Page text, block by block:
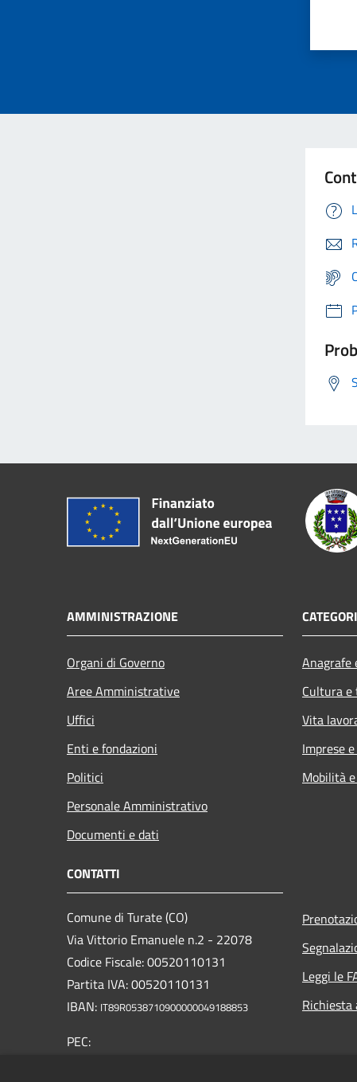
AMMINISTRAZIONE
Organi di Governo
Aree Amministrative
Uffici
Enti e fondazioni
Politici
Personale Amministrativo
Documenti e dati
Anagrafe
Cultura e
Vita
Imprese
Mobilità
CONTATTI
Comune di Turate (CO)
Via Vittorio Emanuele n.2 - 22078
Codice Fiscale: 00520110131
Partita IVA: 00520110131
IBAN: IT89R0538710900000049188853
PEC:
Leggi le
Richiesta